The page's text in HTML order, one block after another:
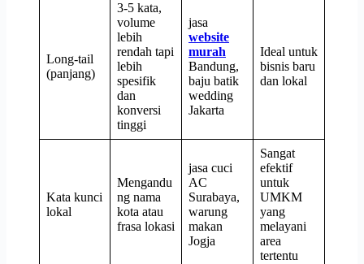
Long-tail
(panjang)
3-5 kata,
volume
lebih
rendah tapi
lebih
spesifik
dan
konversi
tinggi
jasa
website
murah
Bandung,
baju batik
wedding
Jakarta
Ideal untuk
bisnis baru
dan lokal
Kata kunci
lokal
Mengandu
ng nama
kota atau
frasa lokasi
jasa cuci
AC
Surabaya,
warung
makan
Jogja
Sangat
efektif
untuk
UMKM
yang
melayani
area
tertentu